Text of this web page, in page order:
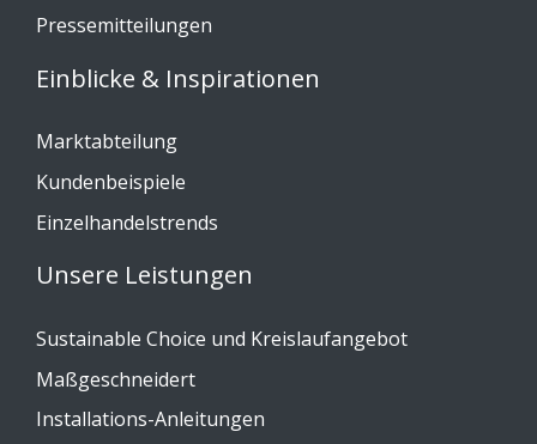
Pressemitteilungen
Einblicke & Inspirationen
Marktabteilung
Kundenbeispiele
Einzelhandelstrends
Unsere Leistungen
Sustainable Choice und Kreislaufangebot
Maßgeschneidert
Installations-Anleitungen